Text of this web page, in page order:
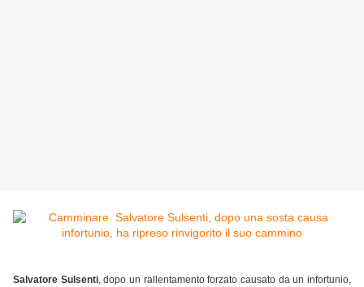
Salvatore Sulsenti, dopo un rallentamento forzato causato da un infortunio,